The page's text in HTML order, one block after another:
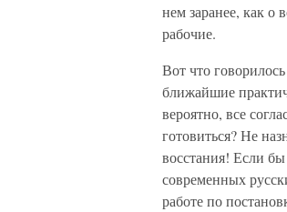
нем заранее, как о
рабочие.
Вот что
ближайшие
вероятно, все
готовиться? Не
восстания! Если
современных
работе по